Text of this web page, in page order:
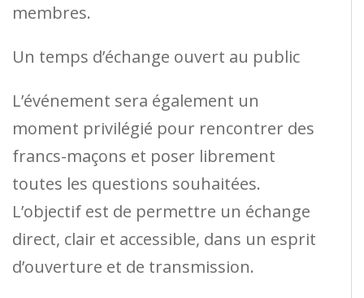
membres.
Un temps d’échange ouvert au public
L’événement sera également un
moment privilégié pour rencontrer des
francs-maçons et poser librement
toutes les questions souhaitées.
L’objectif est de permettre un échange
direct, clair et accessible, dans un esprit
d’ouverture et de transmission.